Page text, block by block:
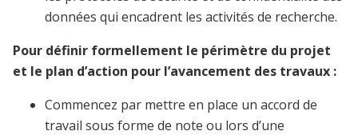
données qui encadrent les activités de recherche.
Pour définir formellement le périmètre du projet
et le plan d’action pour l’avancement des travaux :
Commencez par mettre en place un accord de
travail sous forme de note ou lors d’une